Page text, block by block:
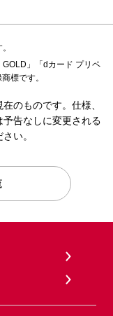
GOLD」「dカード プリペ
標です。
のものです。仕様、
告なしに変更される
い。